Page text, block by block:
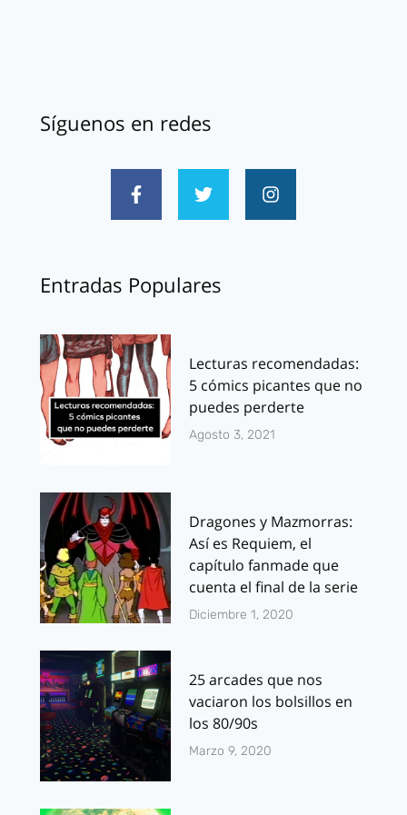
Síguenos en redes
Entradas Populares
Lecturas recomendadas:
5 cómics picantes que no
puedes perderte
Agosto 3, 2021
Dragones y Mazmorras:
Así es Requiem, el
capítulo fanmade que
cuenta el final de la serie
Diciembre 1, 2020
25 arcades que nos
vaciaron los bolsillos en
los 80/90s
Marzo 9, 2020